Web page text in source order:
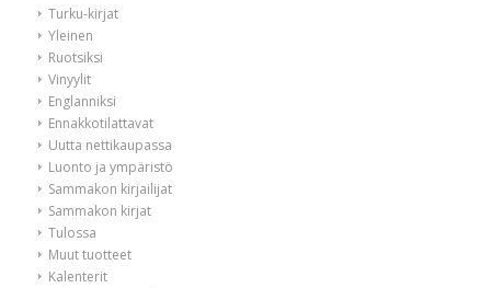
Turku-kirjat
Yleinen
Ruotsiksi
Vinyylit
Englanniksi
Ennakkotilattavat
Uutta nettikaupassa
Luonto ja ympäristö
Sammakon kirjailijat
Sammakon kirjat
Tulossa
Muut tuotteet
Kalenterit